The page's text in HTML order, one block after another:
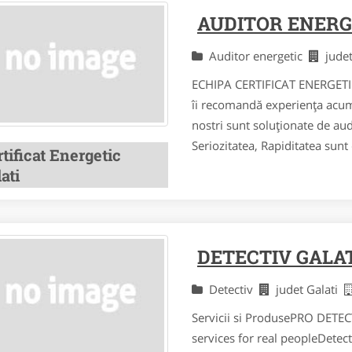
Energetic
AUDITOR
Auditor energetic
ECHIPA CERTIFICAT
îi recomandă experiența
nostri sunt soluționate de
Seriozitatea, Rapiditatea
DETECTIV
Detectiv
judet Galati
Servicii si ProdusePRO
services for real